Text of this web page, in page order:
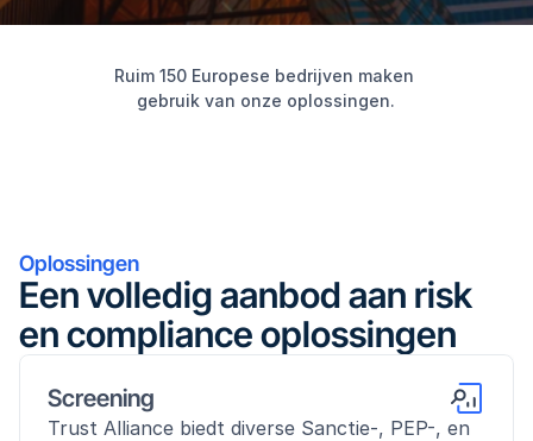
Ruim 150 Europese bedrijven maken
gebruik van onze oplossingen.
Oplossingen
Een volledig aanbod aan risk
en compliance oplossingen
Screening
Trust Alliance biedt diverse Sanctie-, PEP-, en